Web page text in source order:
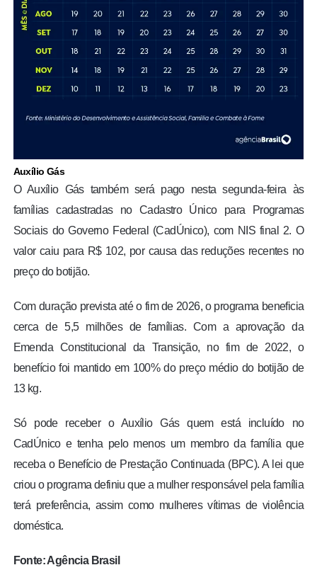
Auxílio Gás
O Auxílio Gás também será pago nesta segunda-feira às
famílias cadastradas no Cadastro Único para Programas
Sociais do Governo Federal (CadÚnico), com NIS final 2. O
valor caiu para R$ 102, por causa das reduções recentes no
preço do botijão.
Com duração prevista até o fim de 2026, o programa beneficia
cerca de 5,5 milhões de famílias. Com a aprovação da
Emenda Constitucional da Transição, no fim de 2022, o
benefício foi mantido em 100% do preço médio do botijão de
13 kg.
Só pode receber o Auxílio Gás quem está incluído no
CadÚnico e tenha pelo menos um membro da família que
receba o Benefício de Prestação Continuada (BPC). A lei que
criou o programa definiu que a mulher responsável pela família
terá preferência, assim como mulheres vítimas de violência
doméstica.
Fonte: Agência Brasil